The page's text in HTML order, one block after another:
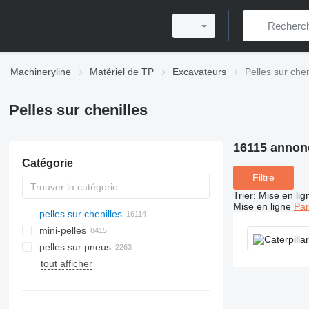
Machineryline Matériel de TP Excavateurs Pelles sur
Pelles sur chenilles
Catégorie
pelles sur chenilles
mini-pelles
pelles sur pneus
tout afficher
16115
Filtre
Trier: Mise en
Mise en ligne